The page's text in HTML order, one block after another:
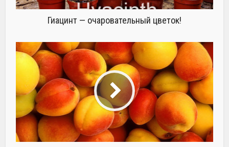
Гиацинт — очаровательный цветок!